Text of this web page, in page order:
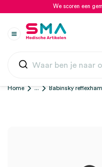
We scoren een
Home ... Babinsky